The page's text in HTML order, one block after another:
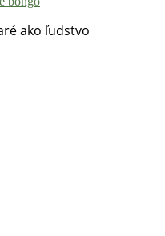
ako ľudstvo